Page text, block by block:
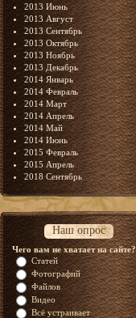
2013 Июнь
2013 Август
2013 Сентябрь
2013 Октябрь
2013 Ноябрь
2013 Декабрь
2014 Январь
2014 Февраль
2014 Март
2014 Апрель
2014 Май
2014 Июнь
2015 Февраль
2015 Апрель
2018 Сентябрь
Наш опрос
Чего вам не хватает на сайте?
Статей
Фотографий
Файлов
Видео
Всё устраивает